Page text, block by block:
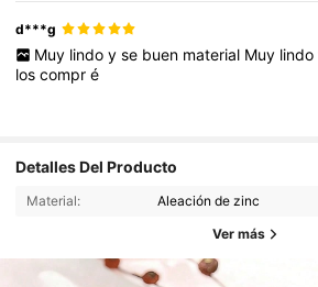
d***g
Muy lindo y se buen material Muy lindo
loscompré
Detalles Del Producto
Material: Aleación de zinc
Ver más